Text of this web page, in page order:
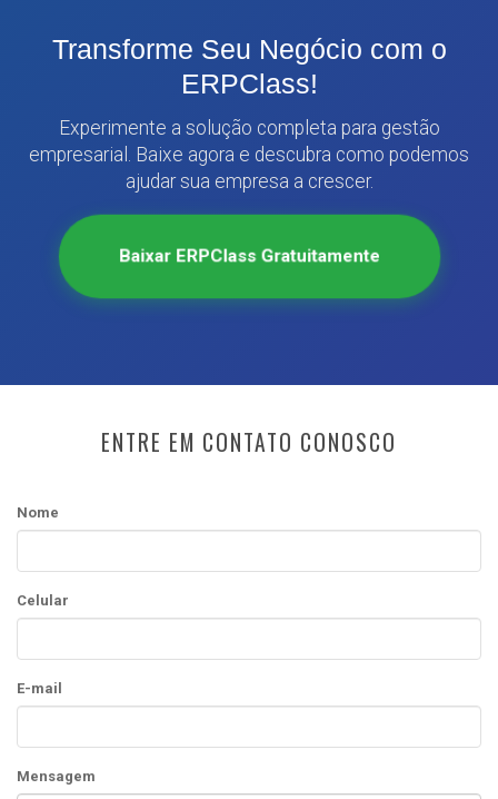
Transforme Seu Negócio com o
ERPClass!
Experimente a solução completa para gestão
empresarial. Baixe agora e descubra como podemos
ajudar sua empresa a crescer.
Baixar ERPClass Gratuitamente
ENTRE EM CONTATO CONOSCO
Nome
Celular
E-mail
Mensagem